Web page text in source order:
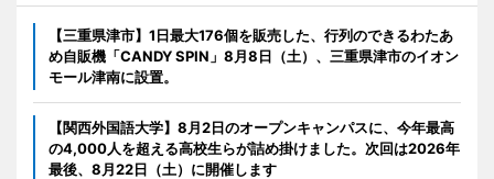
【三重県津市】1日最大176個を販売した、行列のできるわたあ
め自販機「CANDY SPIN」8月8日（土）、三重県津市のイオン
モール津南に設置。
【関西外国語大学】8月2日のオープンキャンパスに、今年最高
の4,000人を超える高校生らが詰め掛けました。次回は2026年
最後、8月22日（土）に開催します